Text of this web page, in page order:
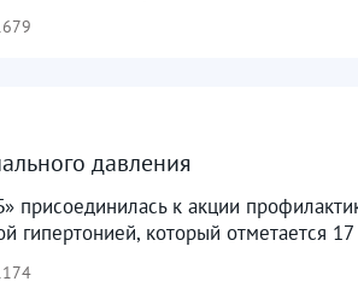
давления
к акции
гипертонией, который отметается